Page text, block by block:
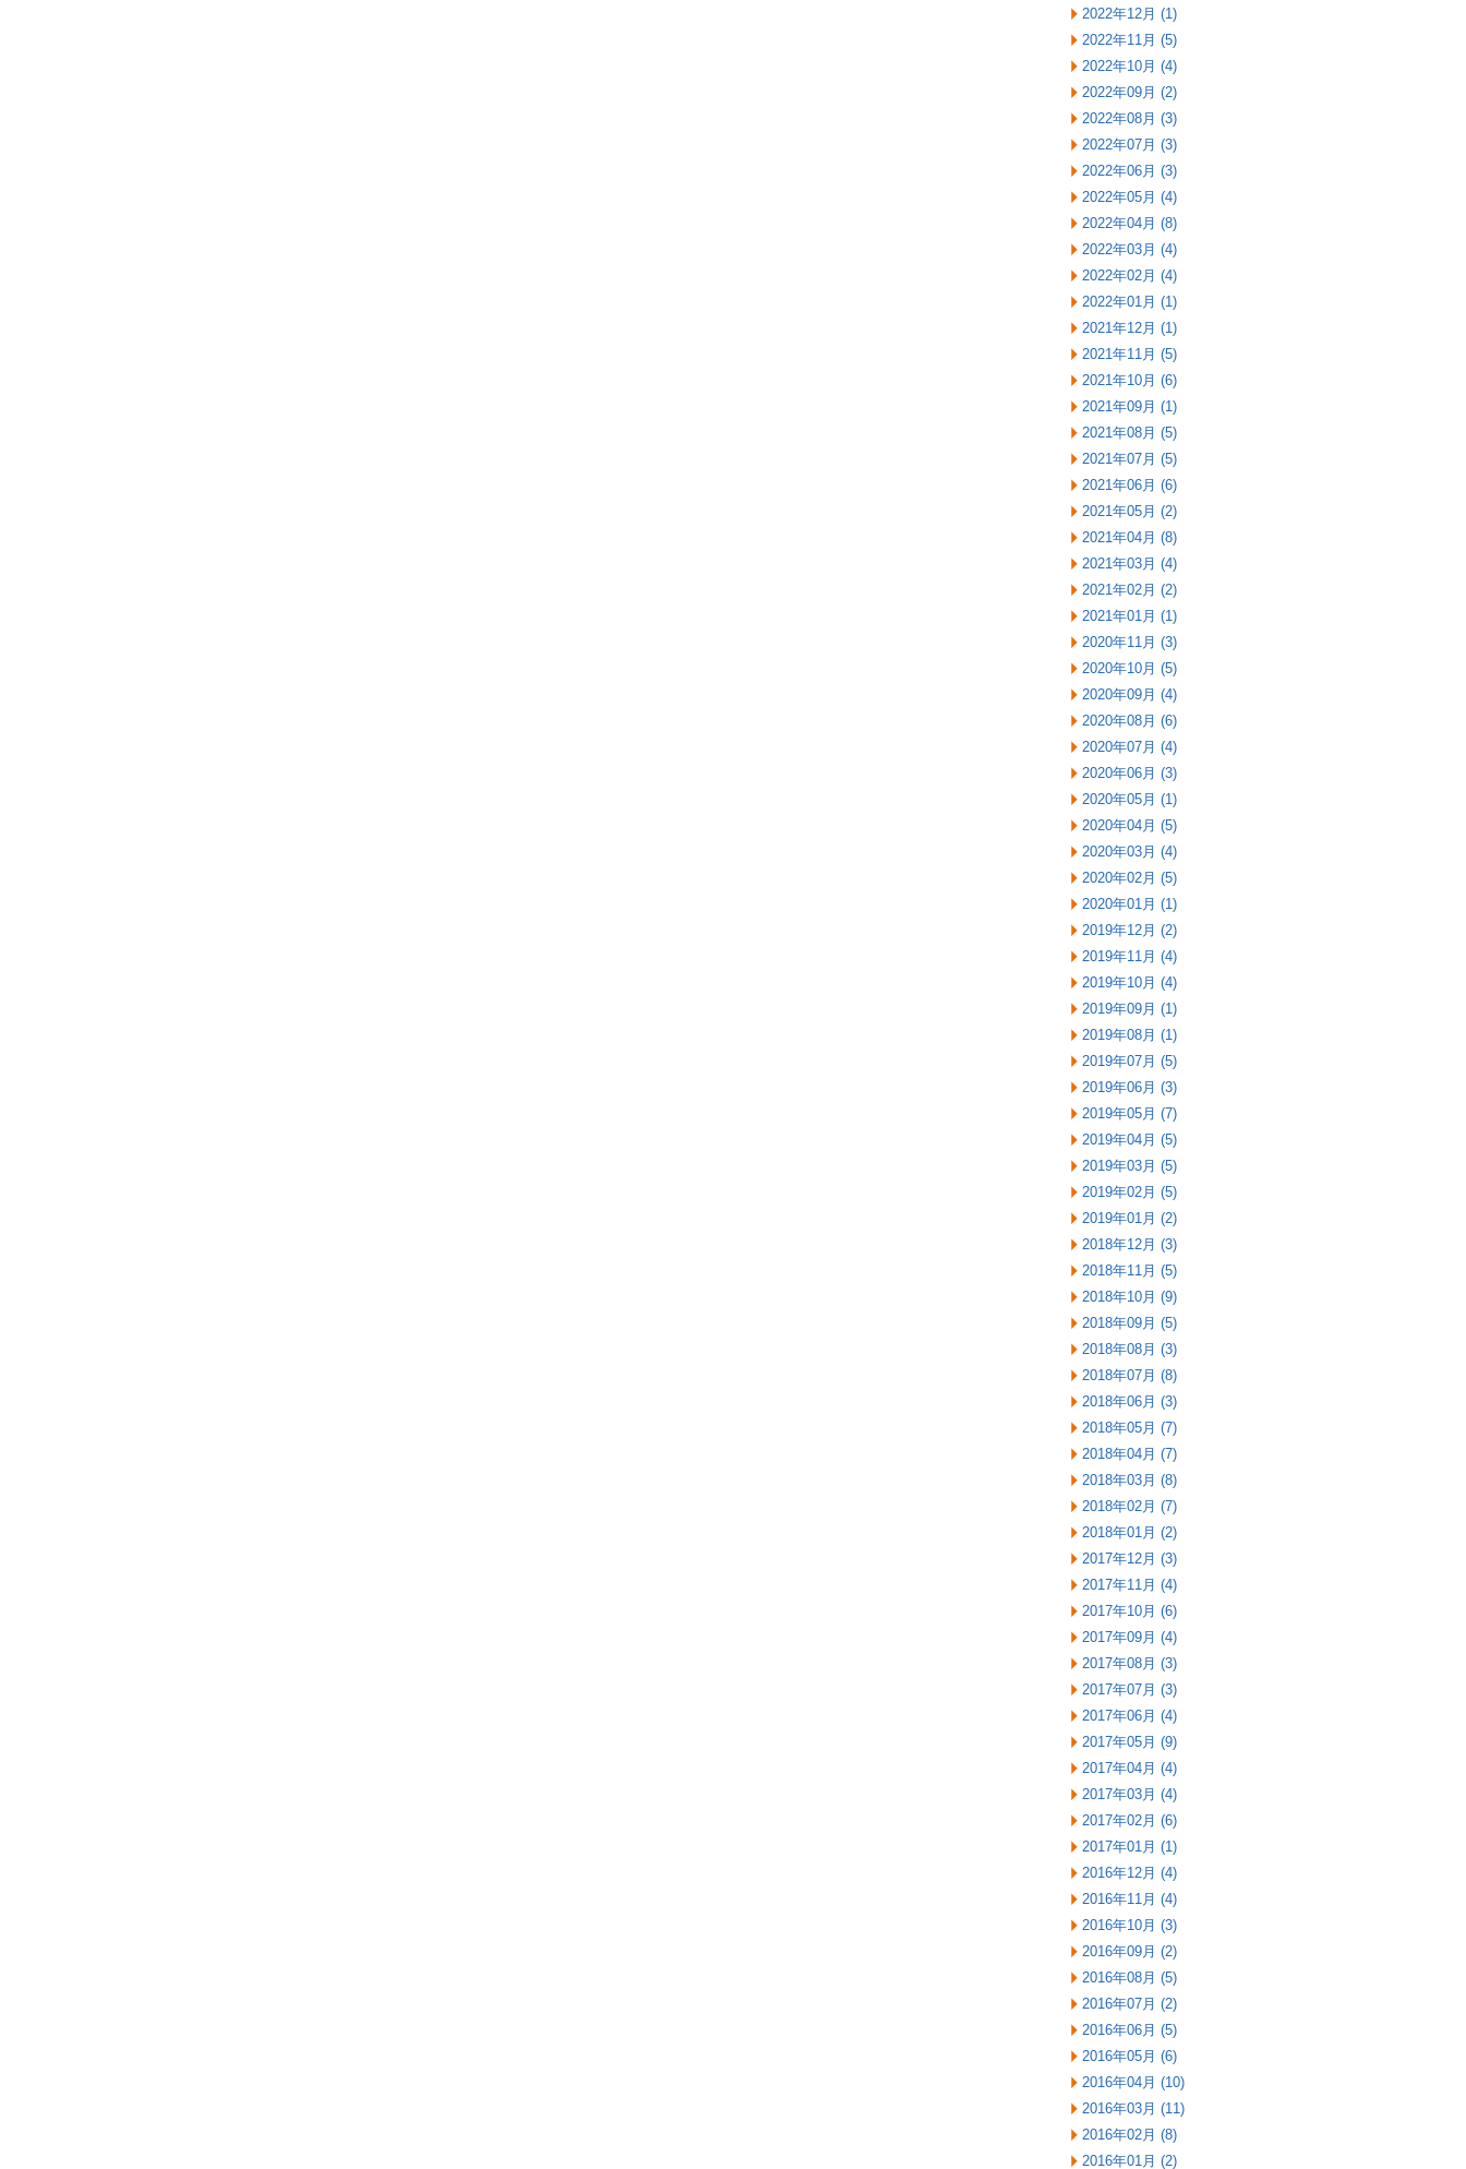
2022年12月 (1)
2022年11月 (5)
2022年10月 (4)
2022年09月 (2)
2022年08月 (3)
2022年07月 (3)
2022年06月 (3)
2022年05月 (4)
2022年04月 (8)
2022年03月 (4)
2022年02月 (4)
2022年01月 (1)
2021年12月 (1)
2021年11月 (5)
2021年10月 (6)
2021年09月 (1)
2021年08月 (5)
2021年07月 (5)
2021年06月 (6)
2021年05月 (2)
2021年04月 (8)
2021年03月 (4)
2021年02月 (2)
2021年01月 (1)
2020年11月 (3)
2020年10月 (5)
2020年09月 (4)
2020年08月 (6)
2020年07月 (4)
2020年06月 (3)
2020年05月 (1)
2020年04月 (5)
2020年03月 (4)
2020年02月 (5)
2020年01月 (1)
2019年12月 (2)
2019年11月 (4)
2019年10月 (4)
2019年09月 (1)
2019年08月 (1)
2019年07月 (5)
2019年06月 (3)
2019年05月 (7)
2019年04月 (5)
2019年03月 (5)
2019年02月 (5)
2019年01月 (2)
2018年12月 (3)
2018年11月 (5)
2018年10月 (9)
2018年09月 (5)
2018年08月 (3)
2018年07月 (8)
2018年06月 (3)
2018年05月 (7)
2018年04月 (7)
2018年03月 (8)
2018年02月 (7)
2018年01月 (2)
2017年12月 (3)
2017年11月 (4)
2017年10月 (6)
2017年09月 (4)
2017年08月 (3)
2017年07月 (3)
2017年06月 (4)
2017年05月 (9)
2017年04月 (4)
2017年03月 (4)
2017年02月 (6)
2017年01月 (1)
2016年12月 (4)
2016年11月 (4)
2016年10月 (3)
2016年09月 (2)
2016年08月 (5)
2016年07月 (2)
2016年06月 (5)
2016年05月 (6)
2016年04月 (10)
2016年03月 (11)
2016年02月 (8)
2016年01月 (2)